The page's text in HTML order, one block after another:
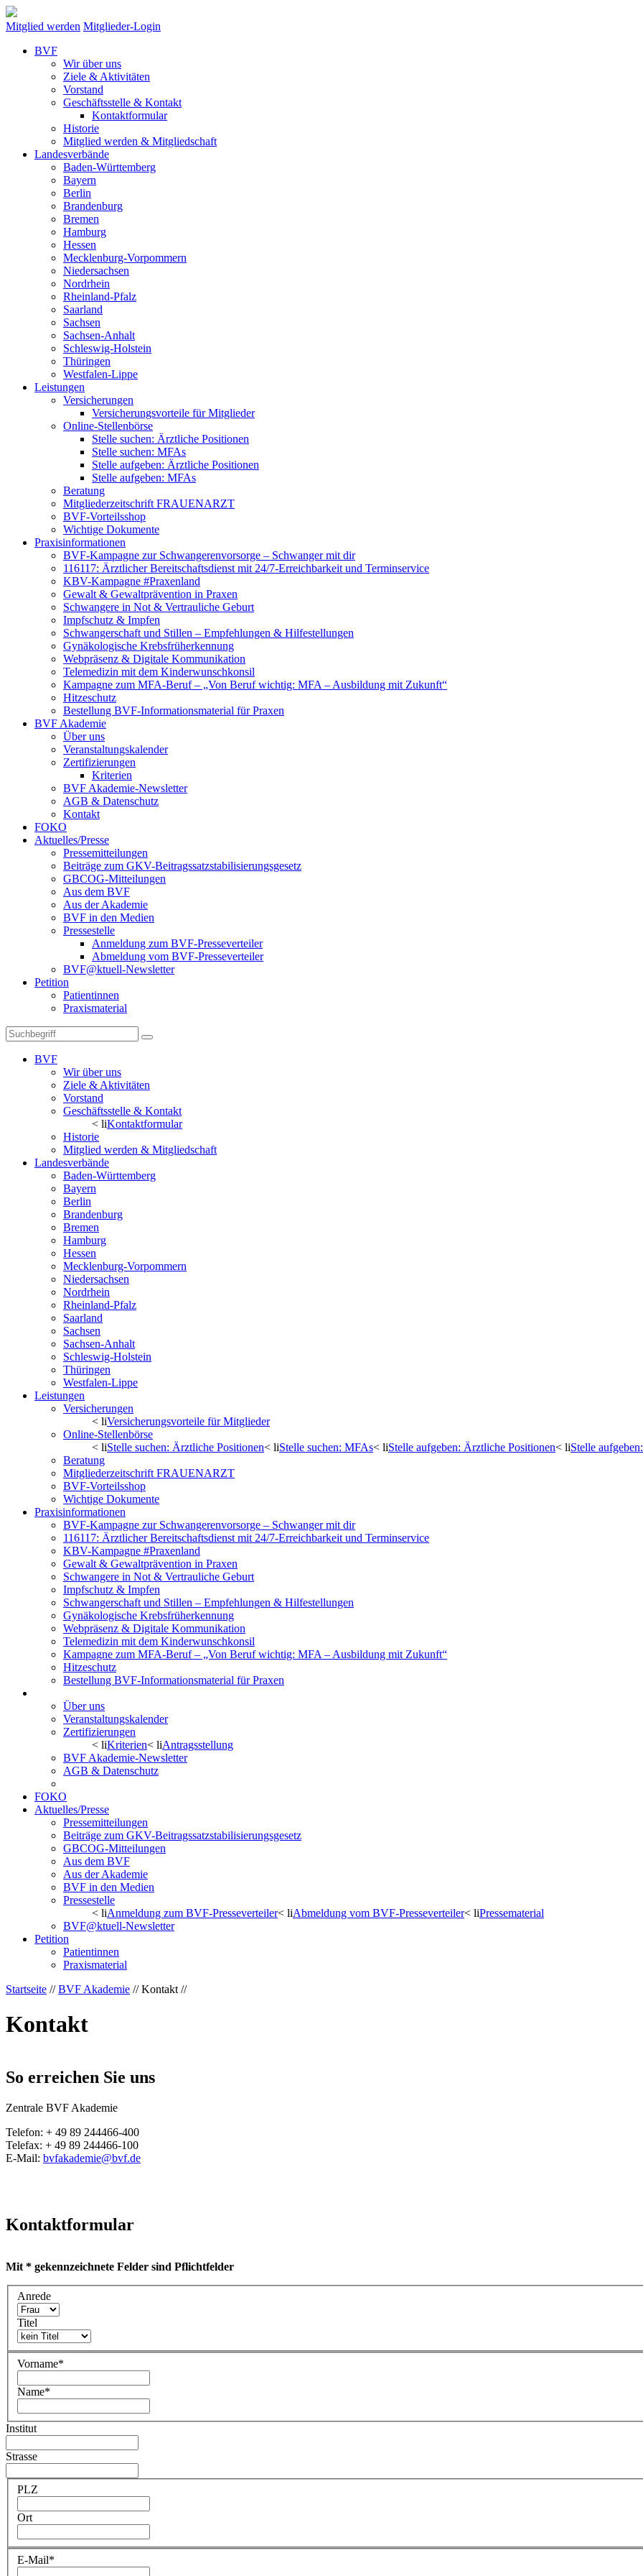
Mitglied werden Mitglieder-Login
BVF
Wir über uns
Ziele & Aktivitäten
Vorstand
Geschäftsstelle & Kontakt
Kontaktformular
Historie
Mitglied werden & Mitgliedschaft
Landesverbände
Baden-Württemberg
Bayern
Berlin
Brandenburg
Bremen
Hamburg
Hessen
Mecklenburg-Vorpommern
Niedersachsen
Nordrhein
Rheinland-Pfalz
Saarland
Sachsen
Sachsen-Anhalt
Schleswig-Holstein
Thüringen
Westfalen-Lippe
Leistungen
Versicherungen
Versicherungsvorteile für Mitglieder
Online-Stellenbörse
Stelle suchen: Ärztliche Positionen
Stelle suchen: MFAs
Stelle aufgeben: Ärztliche Positionen
Stelle aufgeben: MFAs
Beratung
Mitgliederzeitschrift FRAUENARZT
BVF-Vorteilsshop
Wichtige Dokumente
Praxisinformationen
BVF-Kampagne zur Schwangerenvorsorge – Schwanger mit dir
116117: Ärztlicher Bereitschaftsdienst mit 24/7-Erreichbarkeit und Terminservice
KBV-Kampagne #Praxenland
Gewalt & Gewaltprävention in Praxen
Schwangere in Not & Vertrauliche Geburt
Impfschutz & Impfen
Schwangerschaft und Stillen – Empfehlungen & Hilfestellungen
Gynäkologische Krebsfrüherkennung
Webpräsenz & Digitale Kommunikation
Telemedizin mit dem Kinderwunschkonsil
Kampagne zum MFA-Beruf – „Von Beruf wichtig: MFA – Ausbildung mit Zukunft“
Hitzeschutz
Bestellung BVF-Informationsmaterial für Praxen
BVF Akademie
Über uns
Veranstaltungskalender
Zertifizierungen
Kriterien
BVF Akademie-Newsletter
AGB & Datenschutz
Kontakt
FOKO
Aktuelles/Presse
Pressemitteilungen
Beiträge zum GKV-Beitragssatzstabilisierungsgesetz
GBCOG-Mitteilungen
Aus dem BVF
Aus der Akademie
BVF in den Medien
Pressestelle
Anmeldung zum BVF-Presseverteiler
Abmeldung vom BVF-Presseverteiler
BVF@ktuell-Newsletter
Petition
Patientinnen
Praxismaterial
BVF
Wir über uns
Ziele & Aktivitäten
Vorstand
Geschäftsstelle & Kontakt
< liKontaktformular
Historie
Mitglied werden & Mitgliedschaft
Landesverbände
Baden-Württemberg
Bayern
Berlin
Brandenburg
Bremen
Hamburg
Hessen
Mecklenburg-Vorpommern
Niedersachsen
Nordrhein
Rheinland-Pfalz
Saarland
Sachsen
Sachsen-Anhalt
Schleswig-Holstein
Thüringen
Westfalen-Lippe
Leistungen
Versicherungen
< liVersicherungsvorteile für Mitglieder
Online-Stellenbörse
< liStelle suchen: Ärztliche Positionen< liStelle suchen: MFAs< liStelle aufgeben: Ärztliche Positionen< liStelle
Beratung
Mitgliederzeitschrift FRAUENARZT
BVF-Vorteilsshop
Wichtige Dokumente
Praxisinformationen
BVF-Kampagne zur Schwangerenvorsorge – Schwanger mit dir
116117: Ärztlicher Bereitschaftsdienst mit 24/7-Erreichbarkeit und Terminservice
KBV-Kampagne #Praxenland
Gewalt & Gewaltprävention in Praxen
Schwangere in Not & Vertrauliche Geburt
Impfschutz & Impfen
Schwangerschaft und Stillen – Empfehlungen & Hilfestellungen
Gynäkologische Krebsfrüherkennung
Webpräsenz & Digitale Kommunikation
Telemedizin mit dem Kinderwunschkonsil
Kampagne zum MFA-Beruf – „Von Beruf wichtig: MFA – Ausbildung mit Zukunft“
Hitzeschutz
Bestellung BVF-Informationsmaterial für Praxen
Über uns
Veranstaltungskalender
Zertifizierungen
< liKriterien< liAntragsstellung
BVF Akademie-Newsletter
AGB & Datenschutz
FOKO
Aktuelles/Presse
Pressemitteilungen
Beiträge zum GKV-Beitragssatzstabilisierungsgesetz
GBCOG-Mitteilungen
Aus dem BVF
Aus der Akademie
BVF in den Medien
Pressestelle
< liAnmeldung zum BVF-Presseverteiler< liAbmeldung vom BVF-Presseverteiler< liPressematerial
BVF@ktuell-Newsletter
Petition
Patientinnen
Praxismaterial
Startseite //BVF Akademie // Kontakt //
Kontakt
So erreichen Sie uns
Zentrale BVF Akademie
Telefon: + 49 89 244466-400
Telefax: + 49 89 244466-100
E-Mail: bvfakademie@bvf.de
Kontaktformular
Mit * gekennzeichnete Felder sind Pflichtfelder
Anrede
Titel
Vorname*
Name*
Institut
Strasse
PLZ
Ort
E-Mail*